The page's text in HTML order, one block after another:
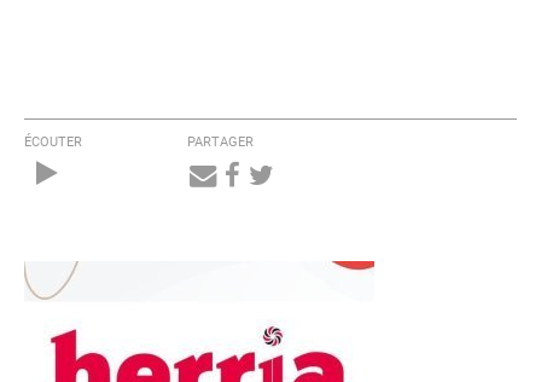
ÉCOUTER PARTAGER